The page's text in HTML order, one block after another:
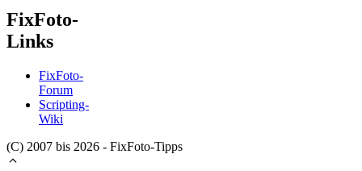
FixFoto-
Links
FixFoto-
Forum
Scripting-
Wiki
(C) 2007 bis 2026 - FixFoto-Tipps